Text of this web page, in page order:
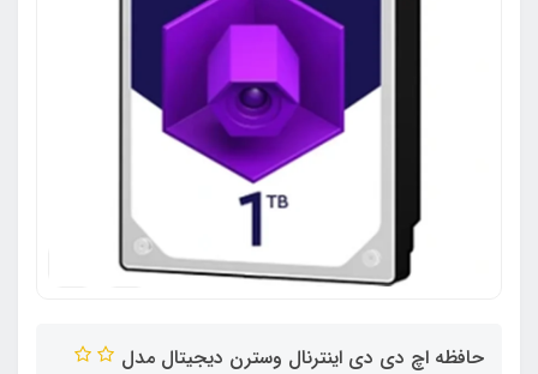
حافظه اچ دی دی اینترنال وسترن دیجیتال مدل